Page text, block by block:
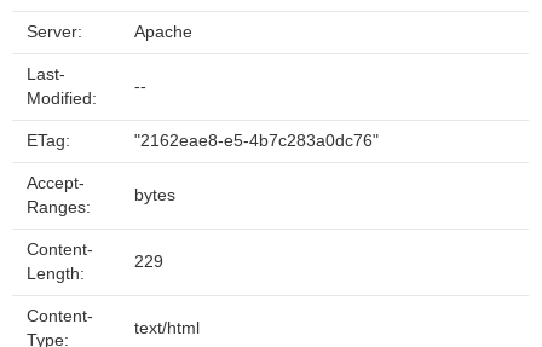
Server: Apache
Last-
Modified:
--
ETag: "2162eae8-e5-4b7c283a0dc76"
Accept-
Ranges:
bytes
Content-
Length:
229
Content-
Type:
text/html